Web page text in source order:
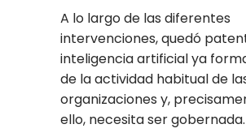
A lo largo de las diferentes
intervenciones, quedó
inteligencia artificial ya
de la actividad habitual de
organizaciones y,
ello, necesita ser gobernada.